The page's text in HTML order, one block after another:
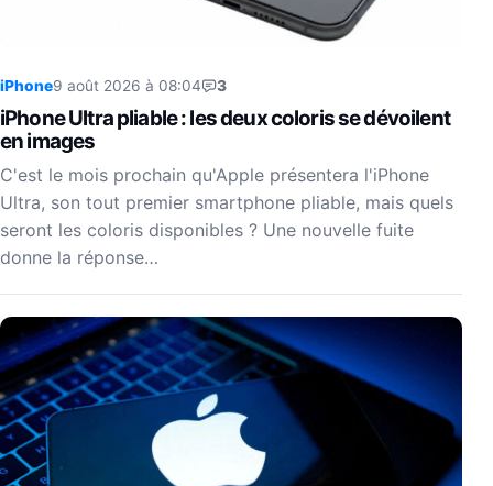
iPhone9 août 2026 à 08:04 3
iPhone Ultra pliable : les deux coloris se dévoilent
en images
C'est le mois prochain qu'Apple présentera l'iPhone
Ultra, son tout premier smartphone pliable, mais quels
seront les coloris disponibles ? Une nouvelle fuite
donne la réponse…